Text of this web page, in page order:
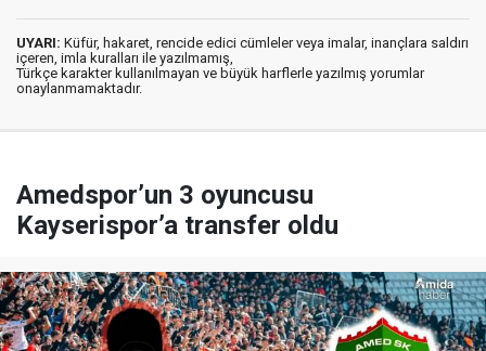
UYARI: Küfür, hakaret, rencide edici cümleler veya imalar, inançlara saldırı
içeren, imla kuralları ile yazılmamış,
Türkçe karakter kullanılmayan ve büyük harflerle yazılmış yorumlar
onaylanmamaktadır.
Amedspor’un 3 oyuncusu
Kayserispor’a transfer oldu